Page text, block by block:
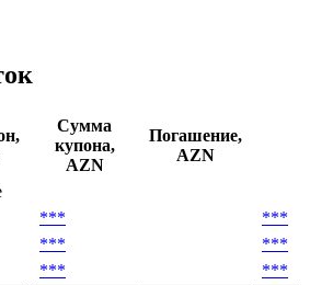
Сумма
купона,
AZN
Погашение,
AZN
***
***
***
***
***
***